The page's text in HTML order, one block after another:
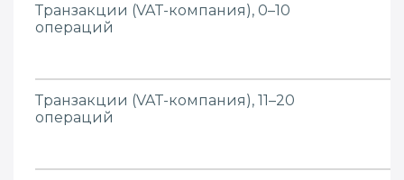
Транзакции (VAT-компания), 0–10
операций
Транзакции (VAT-компания), 11–20
операций